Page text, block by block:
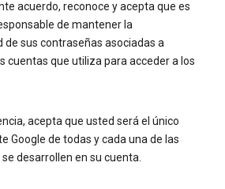
acuerdo, reconoce y acepta que es
de mantener la
de sus contraseñas asociadas a
cuentas que utiliza para acceder a los
acepta que usted será el único
Google de todas y cada una de las
desarrollen en su cuenta.